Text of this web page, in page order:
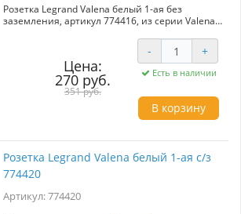
Розетка Legrand Valena белый 1-ая без
заземления, артикул 774416, из серии Valena
помещений, где требуется надежное и
стильное электрическое подключение. Цвет
белый, что обеспечивает универсальность и
гармоничное сочетание с любым интерьером.
Цена:
270 руб.
351 руб.
- +
Есть в наличии
В корзину
Розетка Legrand Valena белый 1-ая с/з
774420
Артикул: 774420